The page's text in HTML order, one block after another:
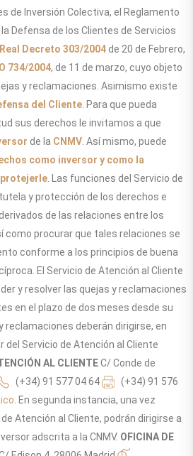
de Inversión Colectiva, el Reglamento
Defensa de los Clientes de Servicios
Real Decreto 303/2004de 20 de Febrero,
734/2004, de 11 de marzo, cuyo objeto
y reclamaciones. Asimismo existe
del Cliente. Para que pueda
sus derechos le invitamos a que
de la CNMV. Así mismo, puede
como inversor y como la
protejerle. Las funciones del Servicio de
y protección de los derechos e
de las relaciones entre los
como procurar que tales relaciones se
conforme a los principios de buena
El Servicio de Atención al Cliente
y resolver las quejas y reclamaciones
en el plazo de dos meses desde su
reclamaciones deberán dirigirse, en
Servicio de Atención al Cliente
AL CLIENTEC/ Conde de
(+34) 91 577 04 64
(+34) 91 576
. En segunda instancia, una vez
Atención al Cliente, podrán dirigirse a
adscrita a la CNMV. OFICINA DE